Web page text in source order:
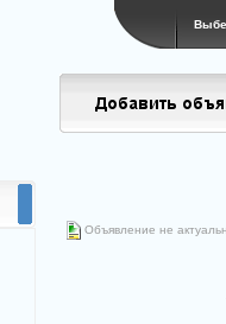
Объявление не